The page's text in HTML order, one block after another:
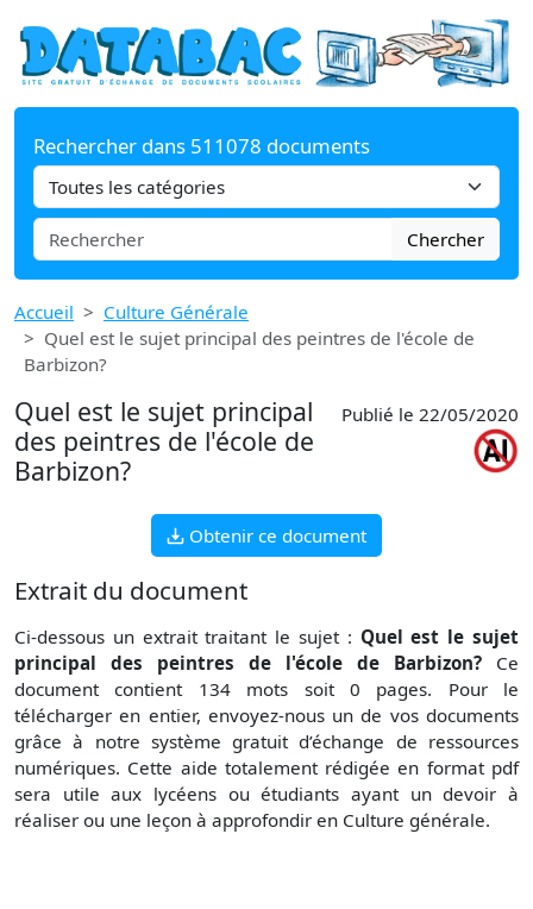
Rechercher dans 511078 documents
Chercher
Accueil
Culture Générale
Quel est le sujet principal des peintres de l'école de
Barbizon?
Quel est le sujet principal
des peintres de l'école de
Barbizon?
Publié le 22/05/2020
Obtenir ce document
Extrait du document
Ci-dessous un extrait traitant le sujet : Quel est le sujet
principal des peintres de l'école de Barbizon? Ce
document contient 134 mots soit 0 pages. Pour le
télécharger en entier, envoyez-nous un de vos documents
grâce à notre système gratuit d’échange de ressources
numériques. Cette aide totalement rédigée en format pdf
sera utile aux lycéens ou étudiants ayant un devoir à
réaliser ou une leçon à approfondir en Culture générale.